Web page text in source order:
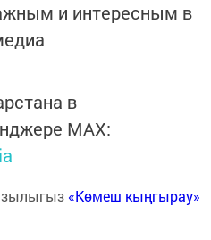
и интересным в
в
MАХ:
«Көмеш кыңгырау»